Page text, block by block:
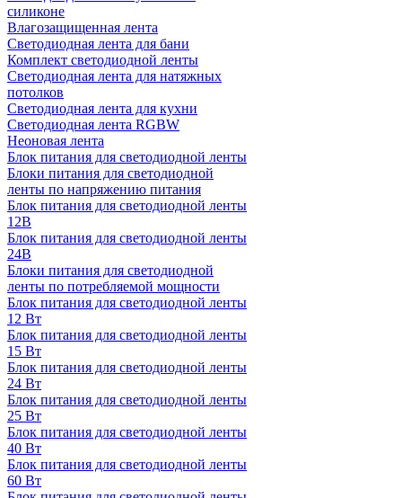
силиконе
Влагозащищенная лента
Светодиодная лента для бани
Комплект светодиодной ленты
Светодиодная лента для натяжных
потолков
Светодиодная лента для кухни
Светодиодная лента RGBW
Неоновая лента
Блок питания для светодиодной ленты
Блоки питания для светодиодной
ленты по напряжению питания
Блок питания для светодиодной ленты
12В
Блок питания для светодиодной ленты
24В
Блоки питания для светодиодной
ленты по потребляемой мощности
Блок питания для светодиодной ленты
12 Вт
Блок питания для светодиодной ленты
15 Вт
Блок питания для светодиодной ленты
24 Вт
Блок питания для светодиодной ленты
25 Вт
Блок питания для светодиодной ленты
40 Вт
Блок питания для светодиодной ленты
60 Вт